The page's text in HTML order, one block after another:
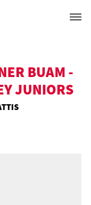
BUAM -
JUNIORS